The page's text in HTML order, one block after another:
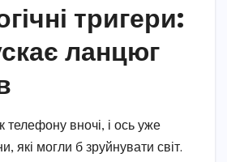
тригери:
ланцюг
телефону вночі, і ось уже
які могли б зруйнувати світ.